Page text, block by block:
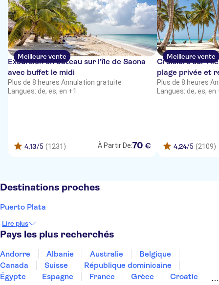
Meilleure vente
Excursion en bateau sur l'île de Saona
avec buffet le midi
Plus de 8 heures·Annulation gratuite·
Langues: de, es, en +1
4,13/5 (1231) À Partir De:70 €
Meilleure vente
Croisière sur
plage privée et
Plus de 8 heures·
Langues: de, es, en
4,24/5 (2109)
Destinations proches
Puerto Plata
Lire plus
Pays les plus recherchés
Andorre Albanie Australie
Belgique
Canada
Suisse
République dominicaine
Égypte
Espagne France Grèce
Croatie